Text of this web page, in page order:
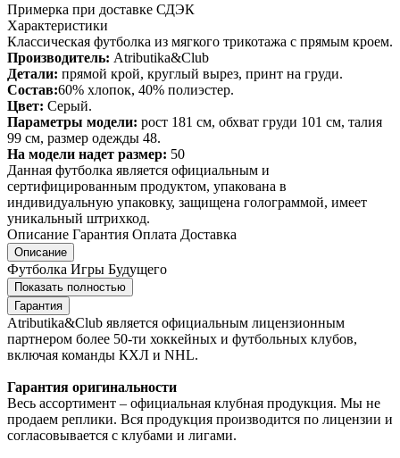
Примерка при доставке СДЭК
Характеристики
Классическая футболка из мягкого трикотажа с прямым кроем.
Производитель: Atributika&Club
Детали: прямой крой, круглый вырез, принт на груди.
Состав:60% хлопок, 40% полиэстер.
Цвет: Серый.
Параметры модели: рост 181 см, обхват груди 101 см, талия
99 см, размер одежды 48.
На модели надет размер: 50
Данная футболка является официальным и
сертифицированным продуктом, упакована в
индивидуальную упаковку, защищена голограммой, имеет
уникальный штрихкод.
Описание Гарантия Оплата Доставка
Описание
Футболка Игры Будущего
Показать полностью
Гарантия
Atributika&Club является официальным лицензионным
партнером более 50-ти хоккейных и футбольных клубов,
включая команды КХЛ и NHL.
Гарантия оригинальности
Весь ассортимент – официальная клубная продукция. Мы не
продаем реплики. Вся продукция производится по лицензии и
согласовывается с клубами и лигами.